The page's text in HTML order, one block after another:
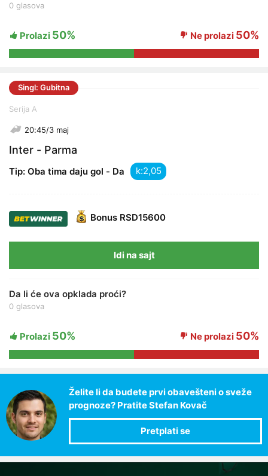
0 glasova
Prolazi 50% Ne prolazi 50%
Singl: Gubitna
Serija A
20:45/3 maj
Inter - Parma
Tip: Oba tima daju gol - Da k:
Bonus RSD15600
Idi na sajt
Da li će ova opklada proći?
0 glasova
Prolazi 50% Ne prolazi 50%
Želite li da budete prvi obavešteni o sveže
prognoze? Pratite Stefan Kovač